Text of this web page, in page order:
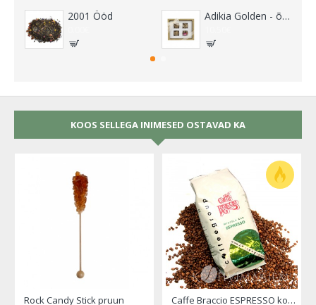
2001 Ööd Adikia Golden - õitsvate teede kinkekomplekt
KOOS SELLEGA INIMESED OSTAVAD KA
Rock Candy Stick pruun Caffe Braccio ESPRESSO kohviuba 1000 gr.